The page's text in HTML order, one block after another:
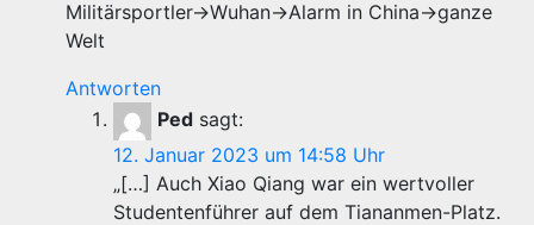
Militärsportler->Wuhan->Alarm in China->ganze
Welt
Antworten
Ped sagt:
12. Januar 2023 um 14:58 Uhr
„[…] Auch Xiao Qiang war ein wertvoller
Studentenführer auf dem Tiananmen-Platz.